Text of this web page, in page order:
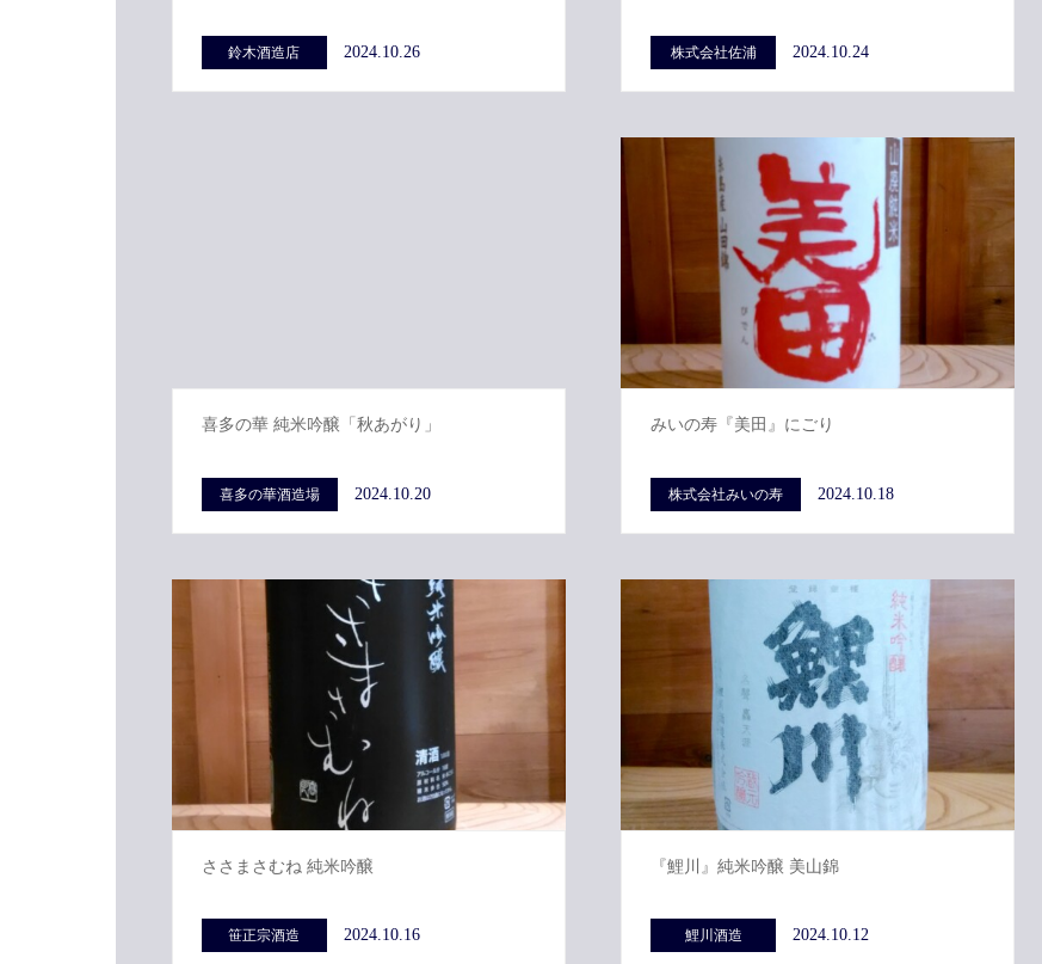
鈴木酒造店 2024.10.26 株式会社佐浦 2024.10.24
喜多の華 純米吟醸「秋あがり」
喜多の華酒造場 2024.10.20
みいの寿『美田』にごり
株式会社みいの寿 2024.10.18
ささまさむね 純米吟醸
笹正宗酒造 2024.10.16
『鯉川』純米吟醸 美山錦
鯉川酒造 2024.10.12